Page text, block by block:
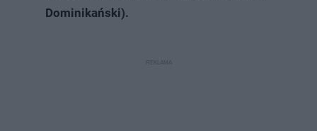
Dominikański).